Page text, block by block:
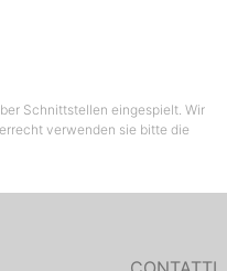
Schnittstellen eingespielt. Wir
verwenden sie bitte die